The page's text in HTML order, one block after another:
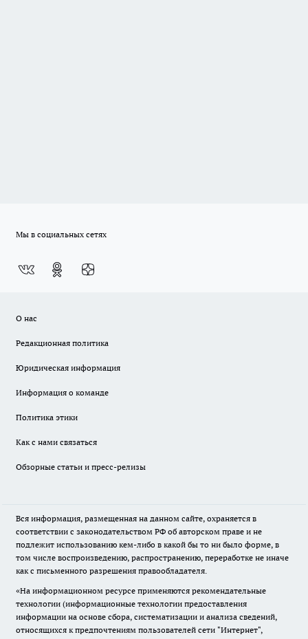
Мы в социальных сетях
О нас
Редакционная политика
Юридическая информация
Информация о команде
Политика этики
Как с нами связаться
Обзорные статьи и пресс-релизы
Вся информация, размещенная на данном сайте, охраняется в
соответствии с законодательством РФ об авторском праве и не
подлежит использованию кем-либо в какой бы то ни было форме, в
том числе воспроизведению, распространению, переработке не иначе
как с письменного разрешения правообладателя.
«На информационном ресурсе применяются рекомендательные
технологии (информационные технологии предоставления
информации на основе сбора, систематизации и анализа сведений,
относящихся к предпочтениям пользователей сети "Интернет",